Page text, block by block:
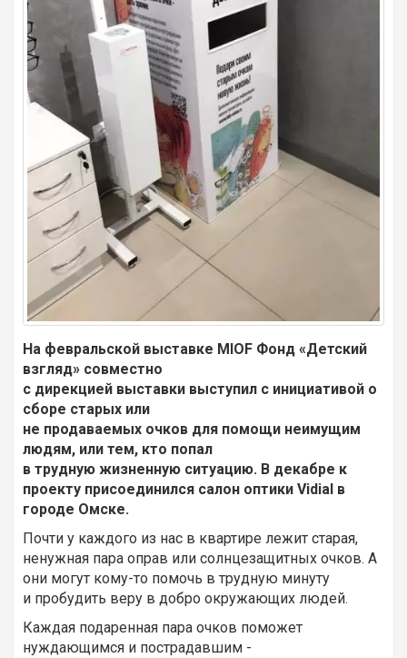
На февральской выставке MIOF Фонд «Детский
взгляд» совместно
с дирекцией выставки выступил с инициативой о
сборе старых или
не продаваемых очков для помощи неимущим
людям, или тем, кто попал
в трудную жизненную ситуацию. В декабре к
проекту присоединился салон оптики Vidial в
городе Омске.
Почти у каждого из нас в квартире лежит старая,
ненужная пара оправ или солнцезащитных очков. А
они могут кому-то помочь в трудную минуту
и пробудить веру в добро окружающих людей.
Каждая подаренная пара очков поможет
нуждающимся и пострадавшим -